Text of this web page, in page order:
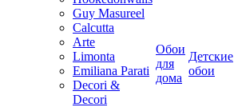
Guy Masureel
Calcutta
Arte
Limonta
Emiliana Parati
Decori &
Decori
Обои
для
дома
Детские
обои